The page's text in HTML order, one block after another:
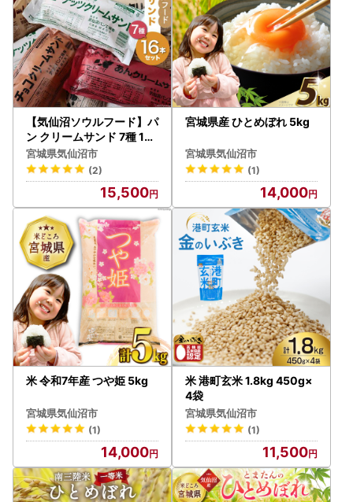
【気仙沼ソウルフード】パ
ン クリームサンド 7種 16
本 セット
宮城県気仙沼市
(2)
15,500
宮城県産 ひとめぼれ 5kg
宮城県気仙沼市
(1)
14,000
米 令和7年産 つや姫 5kg
宮城県気仙沼市
(1)
14,000
米 港町玄米 1.8kg 450g×
4袋
宮城県気仙沼市
(1)
11,500